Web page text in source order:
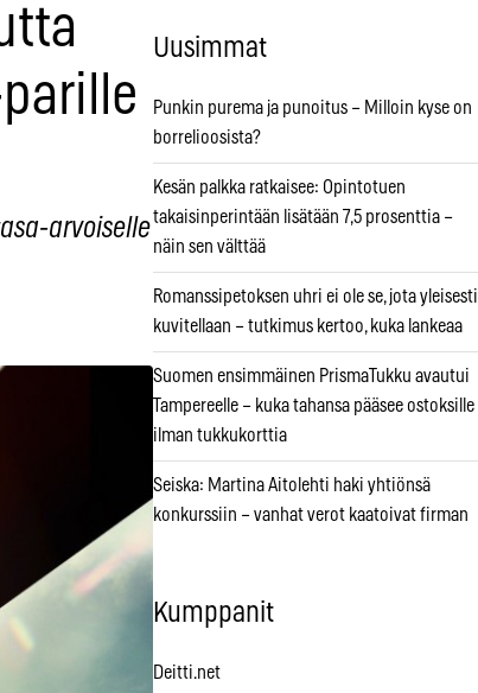
arvoiselle
Uusimmat
Punkin purema ja punoitus – Milloin kyse on
borrelioosista?
Kesän palkka ratkaisee: Opintotuen
takaisinperintään lisätään 7,5 prosenttia –
näin sen välttää
Romanssipetoksen uhri ei ole se, jota yleisesti
kuvitellaan – tutkimus kertoo, kuka lankeaa
Suomen ensimmäinen PrismaTukku avautui
Tampereelle – kuka tahansa pääsee ostoksille
ilman tukkukorttia
Seiska: Martina Aitolehti haki yhtiönsä
konkurssiin – vanhat verot kaatoivat firman
Kumppanit
Deitti.net